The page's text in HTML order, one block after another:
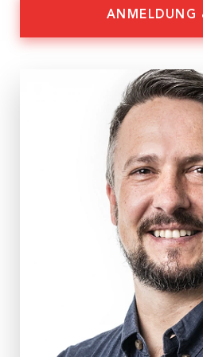
Nachhaltigkeit
ANMELDUNG
Anmeldung &
Veranstaltungs-ID
Do, 21.04.2022, 9:00 – 17:00
Fr, 22.04.2022, 9:00 – 17:00 Uhr